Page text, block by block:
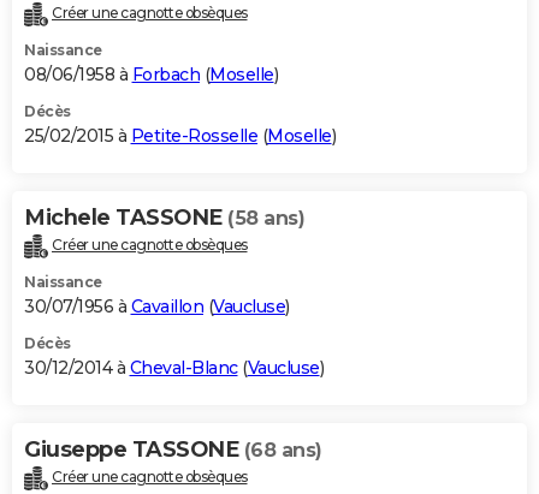
Créer une cagnotte obsèques
Naissance
08/06/1958 à Forbach (Moselle)
Décès
25/02/2015 à Petite-Rosselle (Moselle)
Michele TASSONE (58 ans)
Créer une cagnotte obsèques
Naissance
30/07/1956 à Cavaillon (Vaucluse)
Décès
30/12/2014 à Cheval-Blanc(Vaucluse)
Giuseppe TASSONE (68 ans)
Créer une cagnotte obsèques